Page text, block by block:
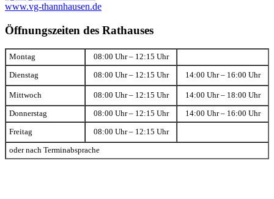
www.vg-thannhausen.de
Öffnungszeiten des Rathauses
Montag 08:00 Uhr – 12:15 Uhr
Dienstag 08:00 Uhr – 12:15 Uhr 14:00 Uhr – 16:00 Uhr
Mittwoch 08:00 Uhr – 12:15 Uhr 14:00 Uhr – 18:00 Uhr
Donnerstag 08:00 Uhr – 12:15 Uhr 14:00 Uhr – 16:00 Uhr
Freitag 08:00 Uhr – 12:15 Uhr
oder nach Terminabsprache